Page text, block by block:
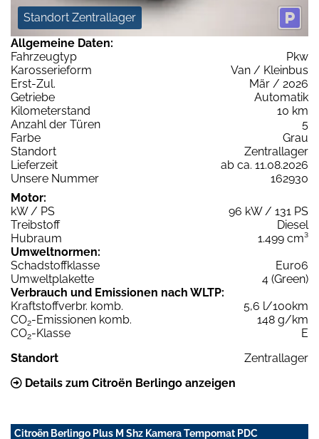
Standort Zentrallager
Allgemeine Daten:
Fahrzeugtyp
Pkw
Karosserieform
Van / Kleinbus
Erst-Zul.
Mär / 2026
Getriebe
Automatik
Kilometerstand
10 km
Anzahl der Türen
5
Farbe
Grau
Standort
Zentrallager
Lieferzeit
ab ca. 11.08.2026
Unsere Nummer
162930
Motor:
kW / PS
96 kW / 131 PS
Treibstoff
Diesel
Hubraum
1.499 cm³
Umweltnormen:
Schadstoffklasse
Euro6
Umweltplakette
4 (Green)
Verbrauch und Emissionen nach WLTP:
Kraftstoffverbr. komb.
5,6 l/100km
CO2-Emissionen komb.
148 g/km
CO2-Klasse
E
Standort
Zentrallager
Details zum Citroën Berlingo anzeigen
Citroën Berlingo Plus M Shz Kamera Tempomat PDC